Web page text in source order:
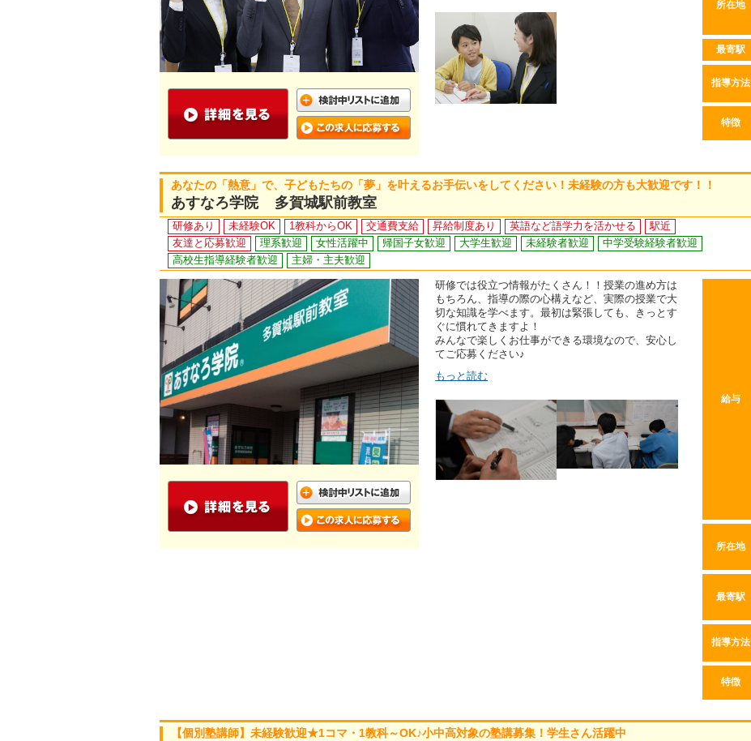
所在地
最寄駅
指導方法
特徴
あなたの「熱意」で、子どもたちの「夢」を叶えるお手伝いをしてください！未経験の方も大歓迎です！！
あすなろ学院 多賀城駅前教室
研修あり 未経験OK 1教科からOK 交通費支給 昇給制度あり 英語など語学力を活かせる
駅近
友達と応募歓迎
理系歓迎 女性活躍中 帰国子女歓迎 大学生歓迎 未経験者歓迎
中学受験経験者歓迎
高校生指導経験者歓迎
主婦・主夫歓迎
研修では役立つ情報がたくさん！！授業の進め方は
もちろん、指導の際の心構えなど、実際の授業で大
切な知識を学べます。最初は緊張しても、きっとす
ぐに慣れてきますよ！
みんなで楽しくお仕事ができる環境なので、安心し
てご応募ください♪
もっと読む
給与
所在地
最寄駅
指導方法
特徴
【個別塾講師】未経験歓迎★1コマ・1教科～OK♪小中高対象の塾講募集！学生さん活躍中